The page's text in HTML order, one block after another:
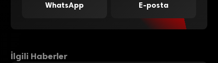
WhatsApp E-posta
İlgili Haberler